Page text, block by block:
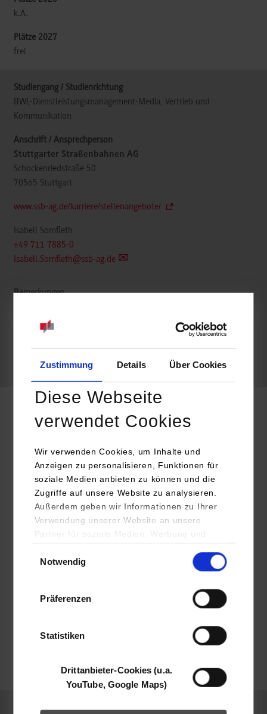
Zustimmung Details Über Cookies
Diese Webseite
verwendet Cookies
Wir verwenden Cookies, um Inhalte und
Anzeigen zu personalisieren, Funktionen für
soziale Medien anbieten zu können und die
Zugriffe auf unsere Website zu analysieren.
Außerdem geben wir Informationen zu Ihrer
Verwendung unserer Website an unsere
Partner für soziale Medien, Werbung und
YouTube, Google Maps) führen diese
Daten zusammen, die Sie ihnen bereitgestellt
haben oder die sie im Rahmen Ihrer Nutzung
Notwendig
Präferenzen
Statistiken
Drittanbieter-Cookies (u.a.
YouTube, Google Maps)
k.A.
frei
BWL-Dienstleistungsmanagement-Media, Vertrieb und
Kommunikation
Stuttgarter Straßenbahnen AG
Schockenriedstraße 50
70565 Stuttgart
www.ssb-ag.de/karriere/stellenangebote/
Isabell Somfleth
+49 711 7885-0
Isabell.Somfleth@ssb-ag.de
Elektrotechnik und Informationstechnik
Stuttgarter Straßenbahnen AG
Schockenriedstraße 50
www.ssb-ag.de/karriere/stellenangebote/
Madeleine Broch
Madeleine.Broch@ssb-ag.de